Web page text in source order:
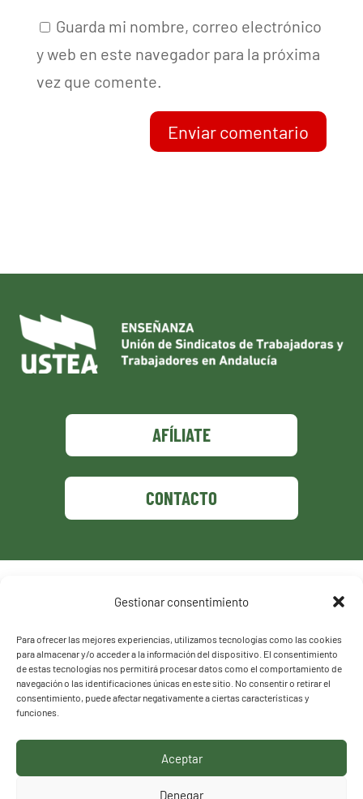
Gestionar consentimiento
Para ofrecer las mejores experiencias, utilizamos tecnologías como las cookies
para almacenar y/o acceder a la información del dispositivo. El consentimiento
de estas tecnologías nos permitirá procesar datos como el comportamiento de
navegación o las identificaciones únicas en este sitio. No consentir o retirar el
consentimiento, puede afectar negativamente a ciertas características y
funciones.
Aceptar
Denegar
Guarda mi nombre, correo electrónico
y web en este navegador para la próxima
vez que comente.
Enviar comentario
AFÍLIATE
CONTACTO
Política de privacidad
HACEMOS LO QUE